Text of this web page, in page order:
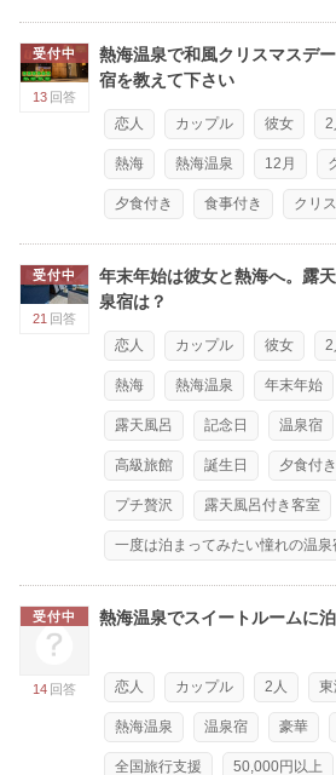
受付中
13 回答
熱海温泉で和風クリスマスデ
宿を教えて下さい
恋人 カップル 彼女 2
熱海 熱海温泉 12月
夕食付き 食事付き クリ
受付中
21 回答
年末年始は彼女と熱海へ。露
泉宿は？
恋人 カップル 彼女 2
熱海 熱海温泉 年末年始
露天風呂 記念日 温泉宿
高級旅館 誕生日 夕食付き
プチ贅沢 露天風呂付き客室
一度は泊まってみたい憧れの温泉
受付中
14 回答
熱海温泉でスイートルームに
恋人 カップル 2人 東
熱海温泉 温泉宿 豪華
全国旅行支援 50,000円以上